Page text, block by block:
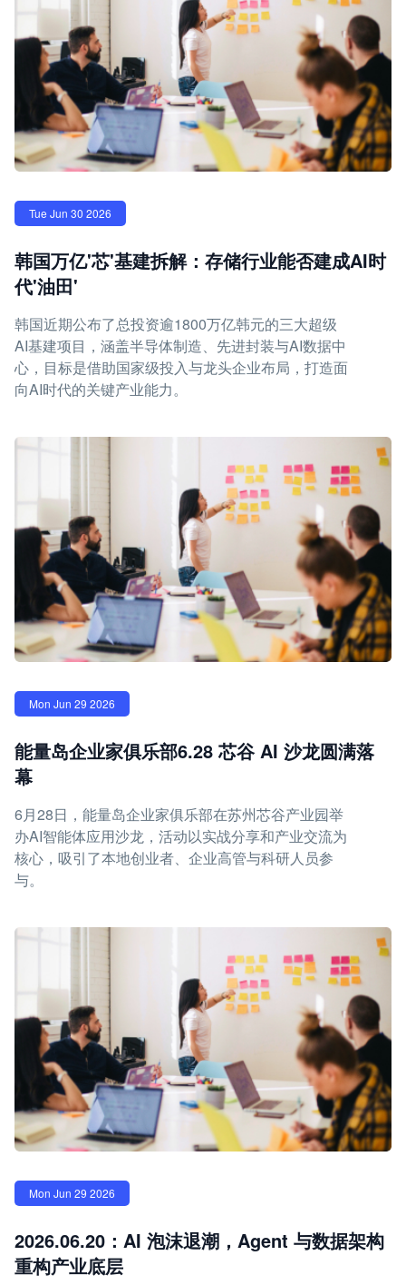
Tue Jun 30 2026
韩国万亿'芯'基建拆解：存储行业能否建成AI时
代'油田'
韩国近期公布了总投资逾1800万亿韩元的三大超级
AI基建项目，涵盖半导体制造、先进封装与AI数据中
心，目标是借助国家级投入与龙头企业布局，打造面
向AI时代的关键产业能力。
Mon Jun 29 2026
能量岛企业家俱乐部6.28 芯谷 AI 沙龙圆满落
幕
6月28日，能量岛企业家俱乐部在苏州芯谷产业园举
办AI智能体应用沙龙，活动以实战分享和产业交流为
核心，吸引了本地创业者、企业高管与科研人员参
与。
Mon Jun 29 2026
2026.06.20：AI 泡沫退潮，Agent 与数据架构
重构产业底层